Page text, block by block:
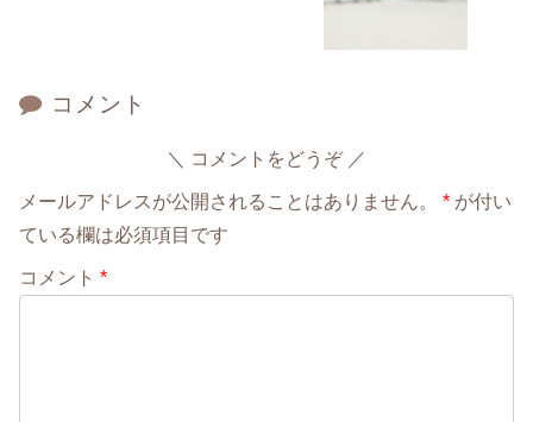
コメント
コメントをどうぞ
メールアドレスが公開されることはありません。 * が付い
ている欄は必須項目です
コメント *